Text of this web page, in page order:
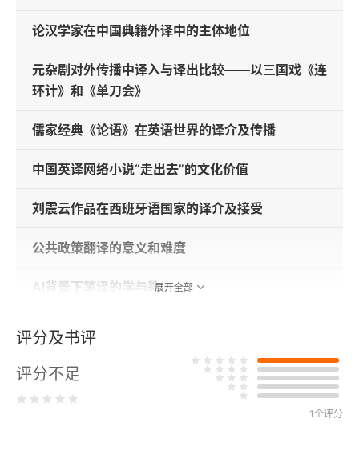
论汉学家在中国典籍外译中的主体地位
元杂剧对外传播中译入与译出比较——以三国戏《连
环计》和《单刀会》
儒家经典《论语》在英语世界的译介及传播
中国英译网络小说“走出去”的文化价值
刘震云作品在西班牙语国家的译介及接受
公共政策翻译的意义和难度
AI背景下笔译的学与教
日本医疗口译发展现状及面临的问题
音韵·形式·意象：《阿诗玛》日译本的翻译风格探究
译者行为批评理论视域下米欧敏《解密》的翻译研究
展开全部
评分及书评
评分不足
1个评分